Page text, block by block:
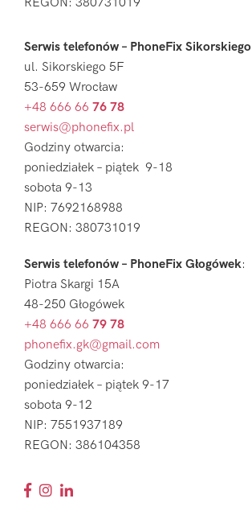
REGON: 380731019
Serwis telefonów – PhoneFix Sikorskiego
ul. Sikorskiego 5F
53-659 Wrocław
+48 666 66 76 78
serwis@phonefix.pl
Godziny otwarcia:
poniedziałek – piątek 9-18
sobota 9-13
NIP: 7692168988
REGON: 380731019
Serwis telefonów – PhoneFix Głogówek:
Piotra Skargi 15A
48-250 Głogówek
+48 666 66 79 78
phonefix.gk@gmail.com
Godziny otwarcia:
poniedziałek – piątek 9-17
sobota 9-12
NIP: 7551937189
REGON: 386104358